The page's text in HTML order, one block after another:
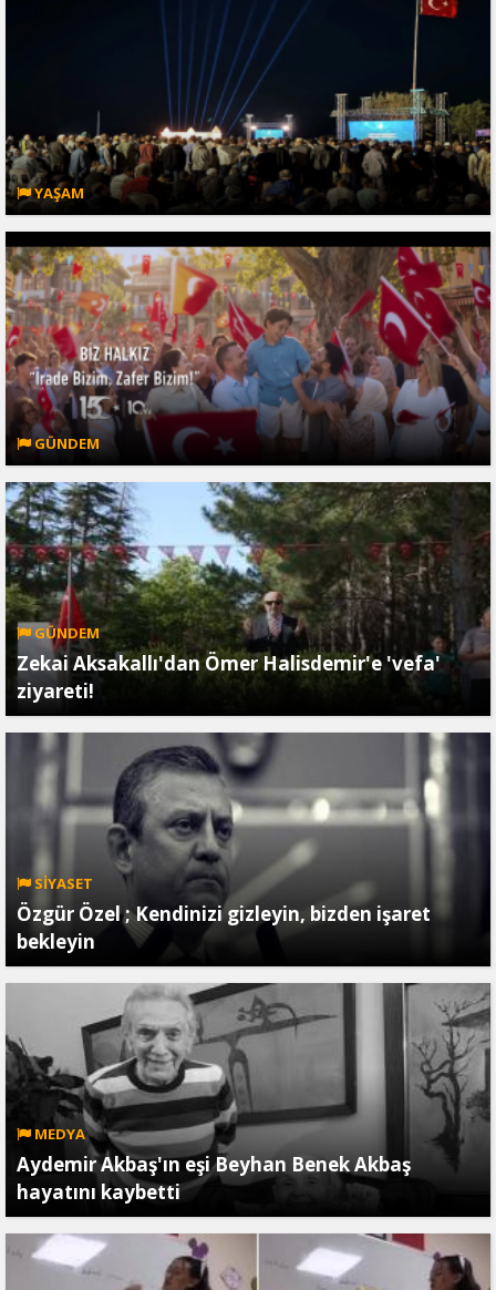
YAŞAM
GÜNDEM
GÜNDEM
Zekai Aksakallı'dan Ömer Halisdemir'e 'vefa'
ziyareti!
SİYASET
Özgür Özel ; Kendinizi gizleyin, bizden işaret
bekleyin
MEDYA
Aydemir Akbaş'ın eşi Beyhan Benek Akbaş
hayatını kaybetti